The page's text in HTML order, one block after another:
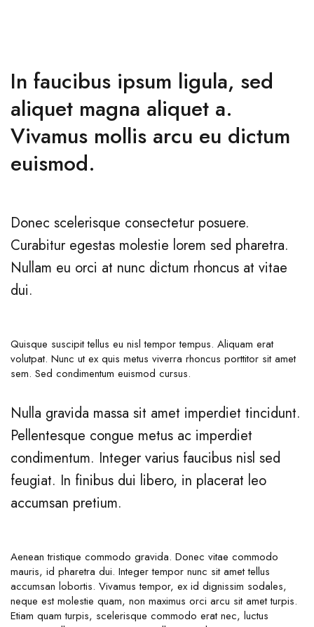
In faucibus ipsum ligula, sed
aliquet magna aliquet a.
Vivamus mollis arcu eu dictum
euismod.
Donec scelerisque consectetur posuere.
Curabitur egestas molestie lorem sed pharetra.
Nullam eu orci at nunc dictum rhoncus at vitae
dui.
Quisque suscipit tellus eu nisl tempor tempus. Aliquam erat
volutpat. Nunc ut ex quis metus viverra rhoncus porttitor sit amet
sem. Sed condimentum euismod cursus.
Nulla gravida massa sit amet imperdiet tincidunt.
Pellentesque congue metus ac imperdiet
condimentum. Integer varius faucibus nisl sed
feugiat. In finibus dui libero, in placerat leo
accumsan pretium.
Aenean tristique commodo gravida. Donec vitae commodo
mauris, id pharetra dui. Integer tempor nunc sit amet tellus
accumsan lobortis. Vivamus tempor, ex id dignissim sodales,
neque est molestie quam, non maximus orci arcu sit amet turpis.
Etiam quam turpis, scelerisque commodo erat nec, luctus